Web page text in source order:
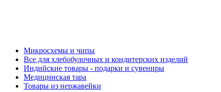
Микросхемы и чипы
Все для хлебобулочных и кондитерских изделий
Индийские товары - подарки и сувениры
Медицинская тара
Товары из нержавейки